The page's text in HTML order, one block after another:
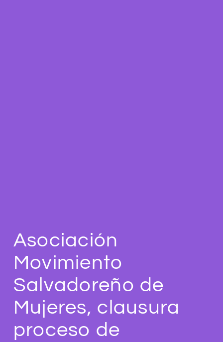
Asociación
Movimiento
Salvadoreño de
Mujeres, clausura
proceso de